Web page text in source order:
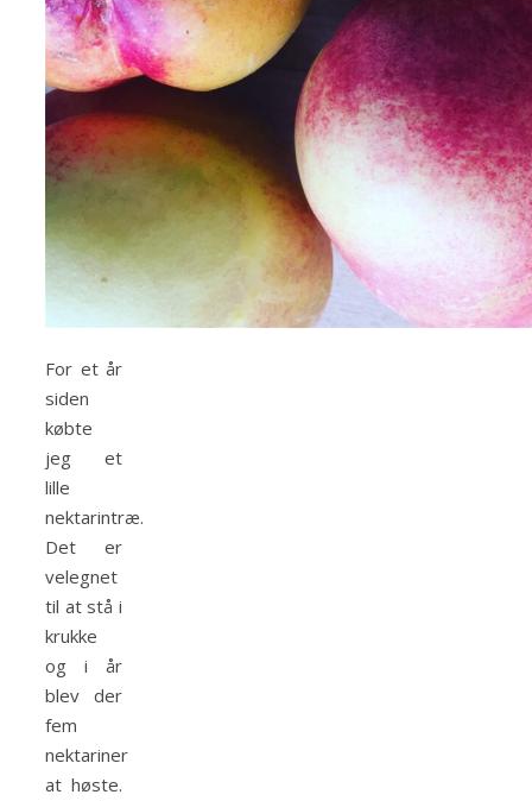
For et år
siden
købte
jeg et
lille
nektarintræ.
Det er
velegnet
til at stå i
krukke
og i år
blev der
fem
nektariner
at høste.